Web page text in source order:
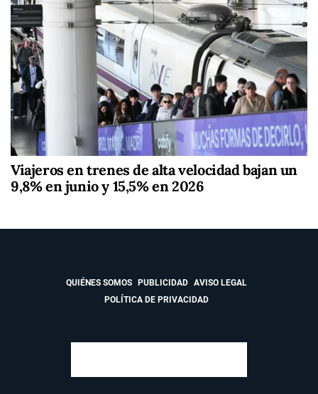
Viajeros en trenes de alta velocidad bajan un
9,8% en junio y 15,5% en 2026
QUIÉNES SOMOS PUBLICIDAD
AVISO LEGAL
POLÍTICA DE PRIVACIDAD